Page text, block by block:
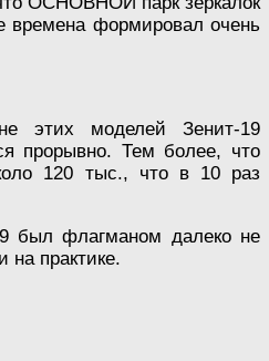
времена формировал очень
этих моделей Зенит-19
прорывно. Тем более, что
120 тыс., что в 10 раз
был флагманом далеко не
на практике.